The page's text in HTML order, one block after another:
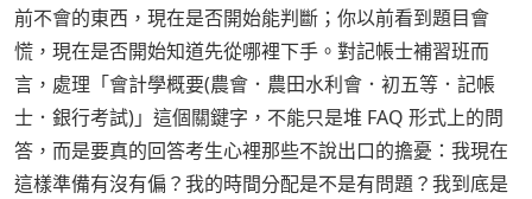
前不會的東西，現在是否開始能判斷；你以前看到題目會
慌，現在是否開始知道先從哪裡下手。對記帳士補習班而
言，處理「會計學概要(農會．農田水利會．初五等．記帳
士．銀行考試)」這個關鍵字，不能只是堆 FAQ 形式上的問
答，而是要真的回答考生心裡那些不說出口的擔憂：我現在
這樣準備有沒有偏？我的時間分配是不是有問題？我到底是